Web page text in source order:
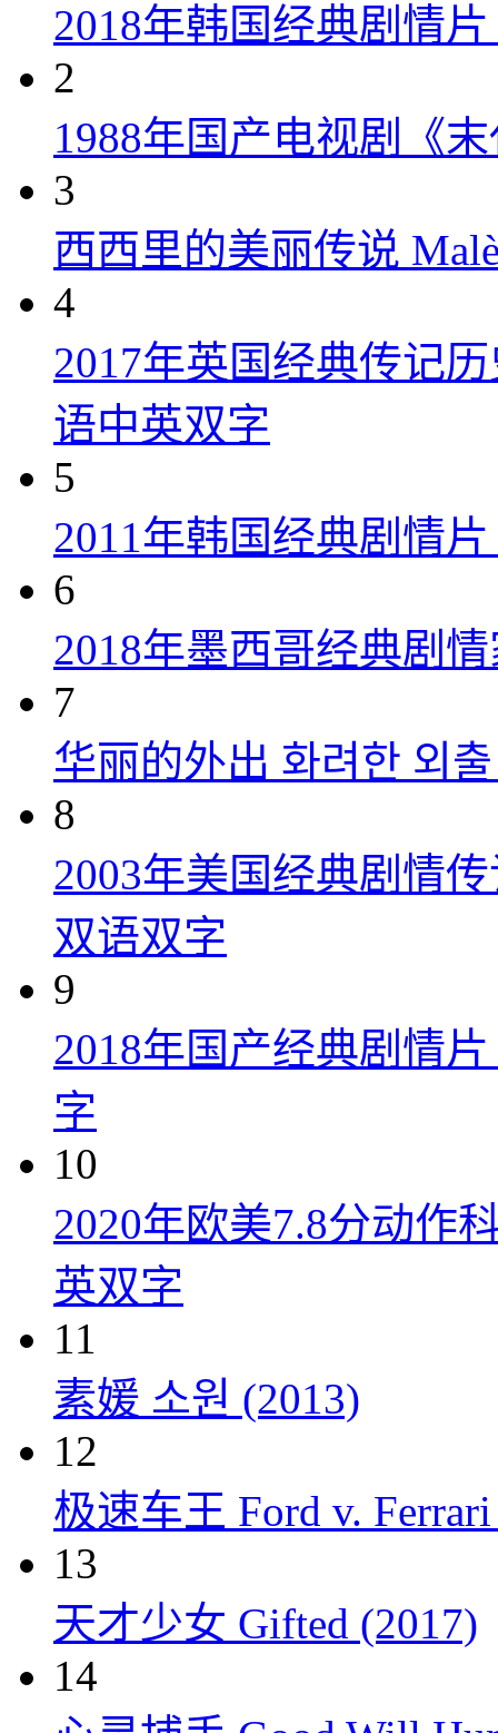
2018年韩国经典剧情
2
1988年国产电视剧《
3
西西里的美丽传说
4
2017年英国经典传记
语中英双字
5
2011年韩国经典剧情
6
2018年墨西哥经典剧
7
华丽的外出 화려한 외
8
2003年美国经典剧情
双语双字
9
2018年国产经典剧情
字
10
2020年欧美7.8分动作
英双字
11
素媛 소원 (2013)
12
极速车王 Ford v.
13
天才少女 Gifted (2017)
14